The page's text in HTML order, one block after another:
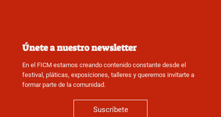
Únete a nuestro newsletter
En el FICM estamos creando contenido constante desde el
festival, pláticas, exposiciones, talleres y queremos invitarte a
formar parte de la comunidad.
Suscríbete